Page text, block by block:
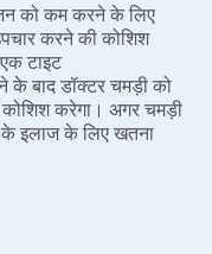
को कम करने के लिए
करने की कोशिश
टाइट
बाद डॉक्टर चमड़ी को
करेगा। अगर चमड़ी
के इलाज के लिए खतना